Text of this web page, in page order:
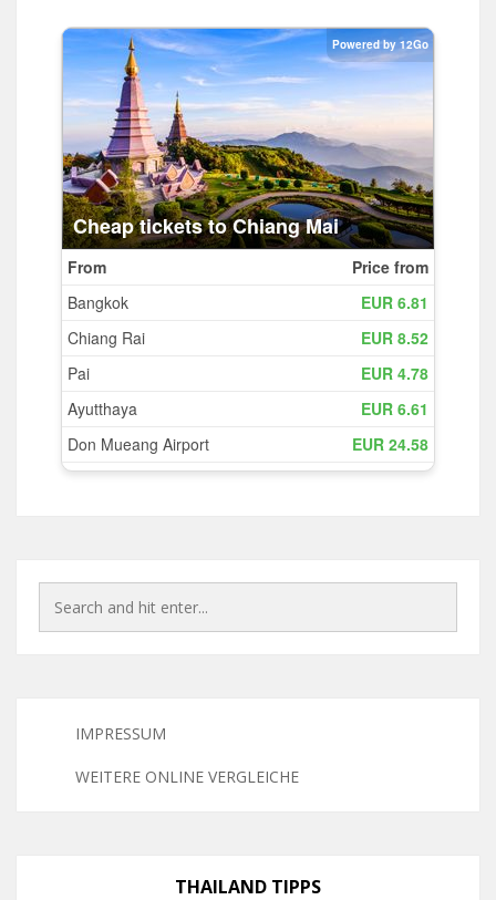
IMPRESSUM
WEITERE ONLINE VERGLEICHE
THAILAND TIPPS